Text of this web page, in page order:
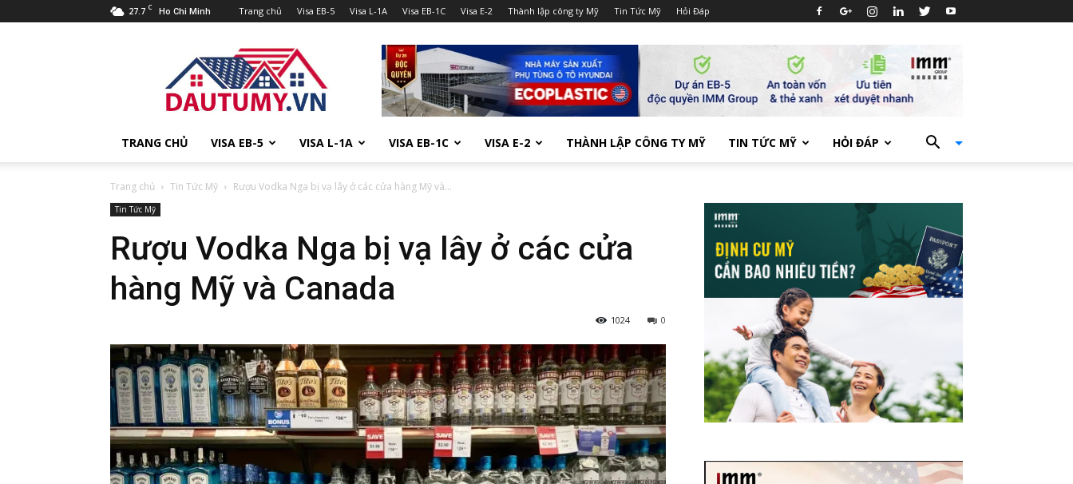
27.7 C Ho Chi Minh Trang chủ Visa EB-5 Visa L-1A Visa EB-1C Visa E-2 Thành lập công ty Mỹ Tin Tức Mỹ Hỏi Đáp
Mỹ
TRANG CHỦ VISA EB-5 VISA L-1A VISA EB-1C VISA E-2 THÀNH LẬP CÔNG TY MỸ TIN TỨC MỸ HỎI ĐÁP
Trang chủ Tin Tức Mỹ Rượu Vodka Nga bị vạ lây ở các cửa hàng Mỹ và...
Tin Tức Mỹ
Rượu Vodka Nga bị vạ lây ở các cửa
hàng Mỹ và Canada
0
1024